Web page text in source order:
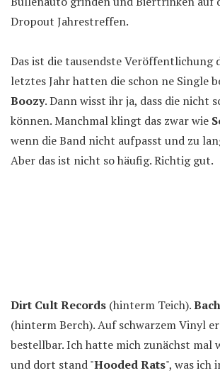
Dropout Jahrestreffen.
Das ist die tausendste Veröffentlichung
letztes Jahr hatten die schon ne Single
Boozy. Dann wisst ihr ja, dass die nicht
können. Manchmal klingt das zwar wie
wenn die Band nicht aufpasst und zu
Aber das ist nicht so häufig. Richtig gut.
Dirt Cult Records (hinterm Teich).
(hinterm Berch). Auf schwarzem Vinyl
bestellbar. Ich hatte mich zunächst mal
und dort stand "Hooded Rats", was ich